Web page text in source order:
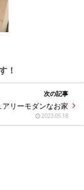
！
次の記事
アリーモダンなお家
2023.05.18